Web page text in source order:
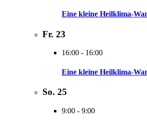
Eine kleine Heilklima-
Fr. 23
16:00 - 16:00
Eine kleine Heilklima-
So. 25
9:00 - 9:00